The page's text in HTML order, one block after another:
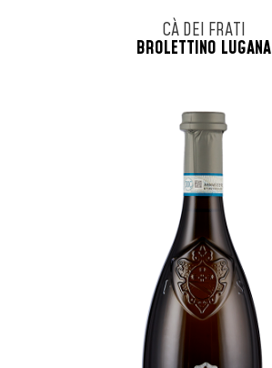
CÀ DEI FRATI
BROLETTINO LUGANA